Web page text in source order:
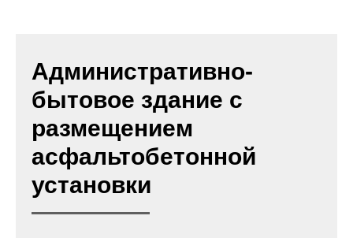
Административно-
бытовое здание с
размещением
асфальтобетонной
установки